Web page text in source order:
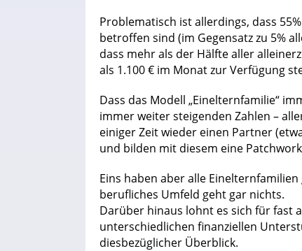
Problematisch ist allerdings, dass
betroffen sind (im Gegensatz zu 5%
dass mehr als der Hälfte aller
als 1.100 € im Monat zur Verfügung
Dass das Modell „Einelternfamilie“
immer weiter steigenden Zahlen –
einiger Zeit wieder einen Partner
und bilden mit diesem eine
Eins haben aber alle
berufliches Umfeld geht gar nichts.
Darüber hinaus lohnt es sich für fast
unterschiedlichen finanziellen
diesbezüglicher Überblick.